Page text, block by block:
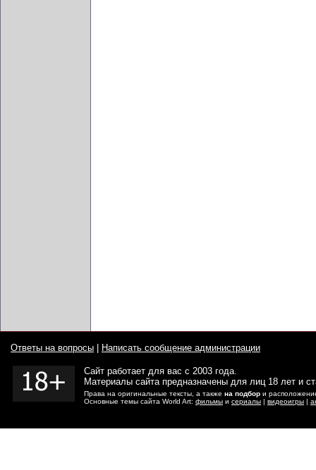
Ответы на вопросы Написать сообщение администрации
Сайт работает для вас с 2003 года.
Материалы сайта предназначены для лиц 18 лет и
Права на оригинальные тексты, а также на подбор и
Основные темы сайта World Art: фильмы и сериалы | видеоигры |